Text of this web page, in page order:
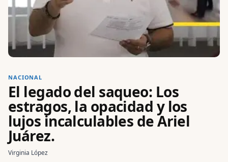
NACIONAL
El legado del saqueo: Los
estragos, la opacidad y los
lujos incalculables de Ariel
Juárez.
Virginia López